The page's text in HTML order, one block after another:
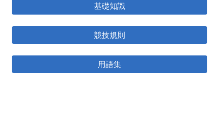
基礎知識
競技規則
用語集